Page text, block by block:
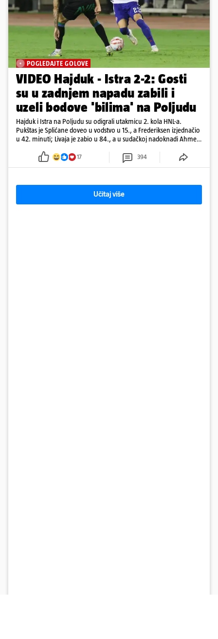
POGLEDAJTE GOLOVE
VIDEO Hajduk - Istra 2-2: Gosti
su u zadnjem napadu zabili i
uzeli bodove 'bilima' na Poljudu
Hajduk i Istra na Poljudu su odigrali utakmicu 2. kola HNL-a.
Pukštas je Splićane doveo u vodstvo u 15., a Frederiksen izjednačio
u 42. minuti; Livaja je zabio u 84., a u sudačkoj nadoknadi Ahmeti
17 394
Učitaj više